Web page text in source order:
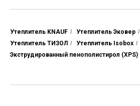
Утеплитель KNAUF / Утеплитель Эковер /
Утеплитель ТИЗОЛ / Утеплитель Isobox /
Экструдированный пенополистирол (XPS)